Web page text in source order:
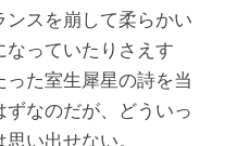
ンスを崩して柔らかい
なっていたりさえす
た室生犀星の詩を当
なのだが、どういっ
い出せない。